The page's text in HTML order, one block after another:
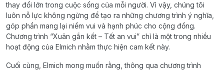
thay đổi lớn trong cuộc sống của mỗi người. Vì vậy, chúng tôi
luôn nỗ lực không ngừng để tạo ra những chương trình ý nghĩa,
góp phần mang lại niềm vui và hạnh phúc cho cộng đồng.
Chương trình “Xuân gắn kết – Tết an vui” chỉ là một trong nhiều
hoạt động của Elmich nhằm thực hiện cam kết này.
Cuối cùng, Elmich mong muốn rằng, thông qua chương trình